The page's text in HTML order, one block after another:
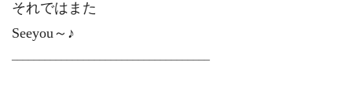
それではまた
Seeyou～♪